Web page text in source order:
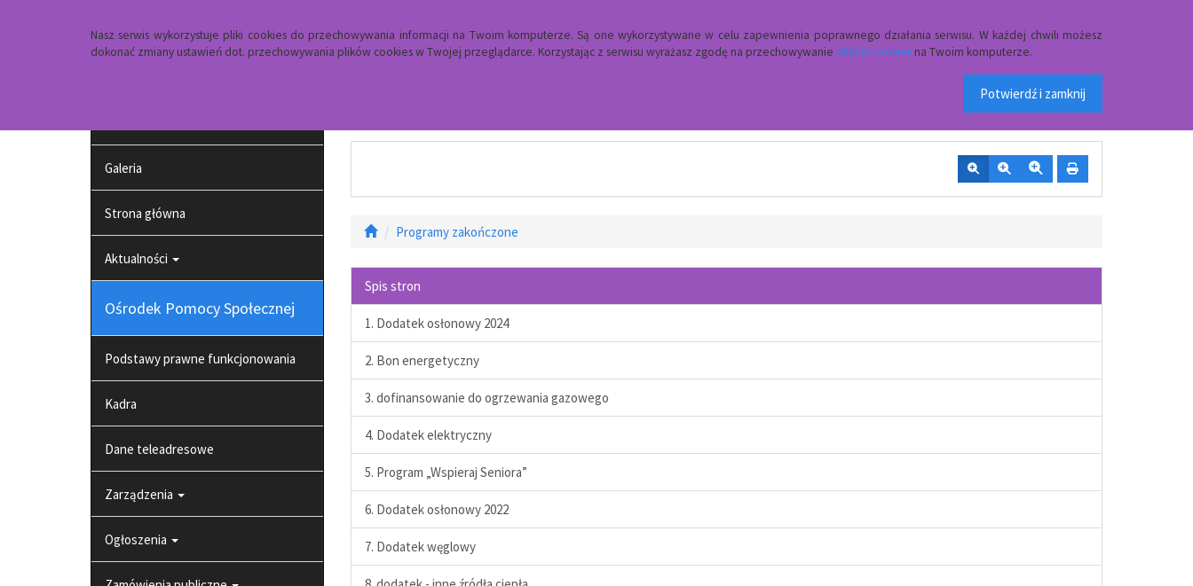
Nasz serwis wykorzystuje pliki cookies do przechowywania informacji na Twoim komputerze. Są one wykorzystywane w celu zapewnienia poprawnego działania serwisu. W każdej chwili możesz
dokonać zmiany ustawień dot. przechowywania plików cookies w Twojej przeglądarce. Korzystając z serwisu wyrażasz zgodę na przechowywanie plików cookies na Twoim komputerze.
Potwierdź i zamknij
Galeria
Strona główna
Aktualności
Ośrodek Pomocy Społecznej
Podstawy prawne funkcjonowania
Kadra
Dane teleadresowe
Zarządzenia
Ogłoszenia
Ośrodek Pomocy Społecznej w Czerwinie
Programy zakończone
Spis stron
1. Dodatek osłonowy 2024
2. Bon energetyczny
3. dofinansowanie do ogrzewania gazowego
4. Dodatek elektryczny
5. Program „Wspieraj Seniora”
6. Dodatek osłonowy 2022
7. Dodatek węglowy